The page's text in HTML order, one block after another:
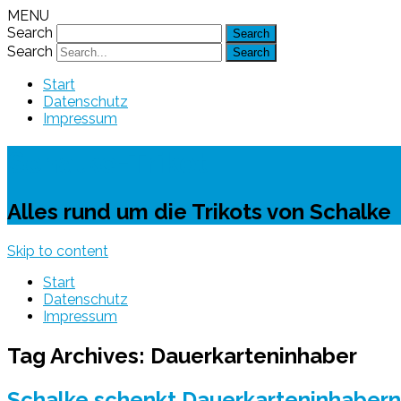
MENU
Search
Search
Start
Datenschutz
Impressum
Alles rund um die Trikots von Schalke
Skip to content
Start
Datenschutz
Impressum
Tag Archives: Dauerkarteninhaber